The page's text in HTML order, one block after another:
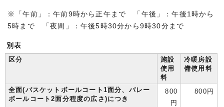
※「午前」：午前9時から正午まで 「午後」：午後1時から
5時まで 「夜間」：午後5時30分から9時30分まで
別表
区分
施設
使用
料
冷暖房設
備使用料
全面(バスケットボールコート1面分、バレー
ボールコート2面分程度の広さ)につき
800
円
800円